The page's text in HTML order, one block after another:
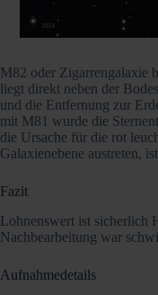
M82 oder Zigarrengalaxie
liegt direkt neben der
und die Entfernung zur
mit M81 wurde die
die Ursache für die rot
Galaxienebene austreten,
Fazit
Lohnenswert ist sicherlich
Nachbearbeitung war
Aufnahmedetails